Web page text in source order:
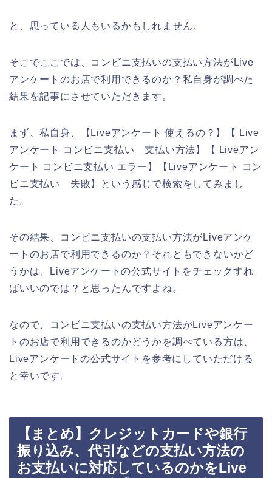
と、思っている人もいるかもしれません。
そこでここでは、コンビニ支払いの支払い方法がLive
アンケートのお店で利用できるのか？私自身が調べた
結果を記事にさせていただきます。
まず、私自身、【Liveアンケート 使えるの？】【 Live
アンケート コンビニ支払い 支払い方法】【 Liveアン
ケート コンビニ支払い エラー】【Liveアンケート コン
ビニ支払い 失敗】という感じで検索をしてみまし
た。
その結果、コンビニ支払いの支払い方法がLiveアンケ
ートのお店で利用できるのか？それともできないかど
うかは、Liveアンケートの公式サイトをチェックすれ
ばいいのでは？と思ったんですよね。
なので、コンビニ支払いの支払い方法がLiveアンケー
トのお店で利用できるのかどうかを調べている方は、
Liveアンケートの公式サイトを参考にしていただける
と幸いです。
【まとめ】クレジットカードや銀行
振り込み、代引などの支払い方法の
お支払いに対応しているのかをLive